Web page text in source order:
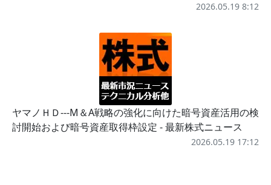
2026.05.19 8:12
ヤマノＨＤ---M＆A戦略の強化に向けた暗号資産活用の検
討開始および暗号資産取得枠設定 - 最新株式ニュース
2026.05.19 17:12